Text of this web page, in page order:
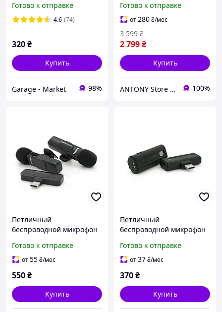
Петличка /
Универсальный
Готово к отправке
4.6 (74)
320₴
Купить
Garage - Market 98%
беспроводной петличный
микрофон с подавлением
шума
Готово к отправке
от280₴/мес
2 799₴
3 599 ₴
Купить
ANTONY Store - Інтернет-Магазин 100%
Петличный
беспроводной микрофон
разъем Type-C,
встроенный аккумулятор
Готово к отправке
от55₴/мес
550₴
Купить
Петличный
беспроводной микрофон
Type-C, встроенный
аккумулятор 80 mAh,
Готово к отправке
от37₴/мес
370₴
Купить